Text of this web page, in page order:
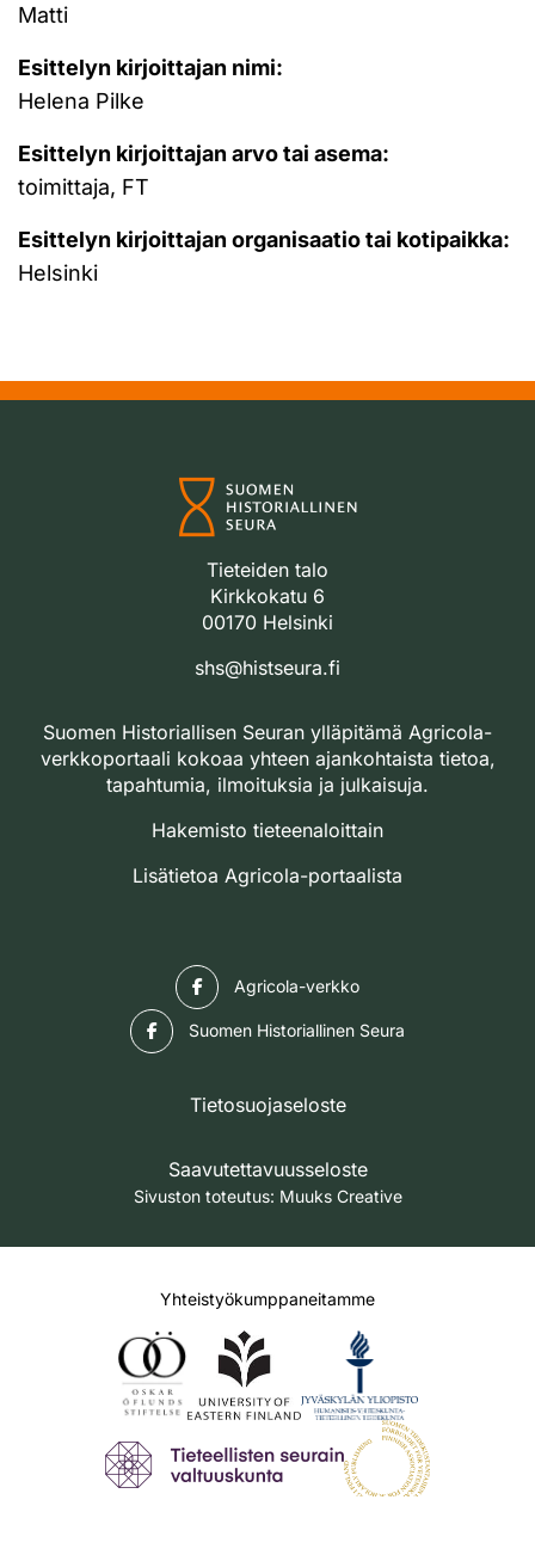
Matti
Esittelyn kirjoittajan nimi:
Helena Pilke
Esittelyn kirjoittajan arvo tai asema:
toimittaja, FT
Esittelyn kirjoittajan organisaatio tai kotipaikka:
Helsinki
Tieteiden talo
Kirkkokatu 6
00170 Helsinki
shs@histseura.fi
Suomen Historiallisen Seuran ylläpitämä Agricola-
verkkoportaali kokoaa yhteen ajankohtaista tietoa,
tapahtumia, ilmoituksia ja julkaisuja.
Hakemisto tieteenaloittain
Lisätietoa Agricola-portaalista
Agricola-verkko
Suomen Historiallinen Seura
Tietosuojaseloste
Saavutettavuusseloste
Sivuston toteutus: Muuks Creative
Yhteistyökumppaneitamme